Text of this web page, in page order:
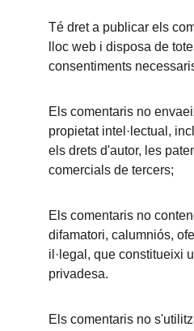
Té dret a publicar els
lloc web i disposa de
consentiments
Els comentaris no
propietat intel·lectual,
els drets d'autor, les
comercials de tercers;
Els comentaris no
difamatori, calumniós,
il·legal, que constitueixi
privadesa.
Els comentaris no